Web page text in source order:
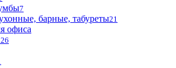
7
барные, табуреты21
офиса
26